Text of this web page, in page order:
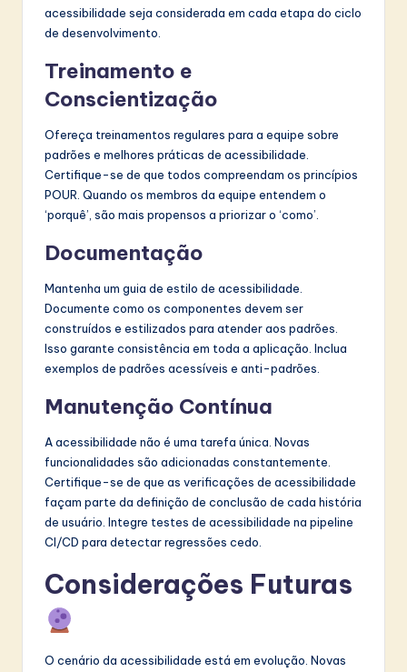
acessibilidade seja considerada em cada etapa do ciclo
de desenvolvimento.
Treinamento e
Conscientização
Ofereça treinamentos regulares para a equipe sobre
padrões e melhores práticas de acessibilidade.
Certifique-se de que todos compreendam os princípios
POUR. Quando os membros da equipe entendem o
‘porquê’, são mais propensos a priorizar o ‘como’.
Documentação
Mantenha um guia de estilo de acessibilidade.
Documente como os componentes devem ser
construídos e estilizados para atender aos padrões.
Isso garante consistência em toda a aplicação. Inclua
exemplos de padrões acessíveis e anti-padrões.
Manutenção Contínua
A acessibilidade não é uma tarefa única. Novas
funcionalidades são adicionadas constantemente.
Certifique-se de que as verificações de acessibilidade
façam parte da definição de conclusão de cada história
de usuário. Integre testes de acessibilidade na pipeline
CI/CD para detectar regressões cedo.
Considerações Futuras
O cenário da acessibilidade está em evolução. Novas